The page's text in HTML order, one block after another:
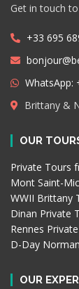
Get in touch
+33 695
WhatsApp:
Brittany &
OUR
Private Tours
Mont Saint-
WWII Brittany
Dinan Private
Rennes
D-Day
OUR